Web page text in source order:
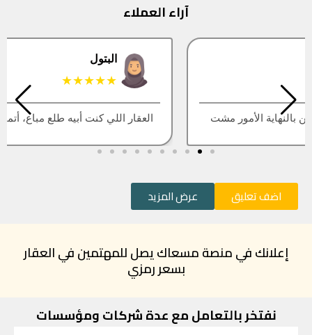
آراء العملاء
العقار اللي كنت أبيه طلع مباع، أتمنى التحديث يكون أسرع
اضف تعليق عرض المزيد
إعلانك في منصة مسعاك يصل للمهتمين في العقار
بسعر رمزي
نفتخر بالتعامل مع عدة شركات ومؤسسات